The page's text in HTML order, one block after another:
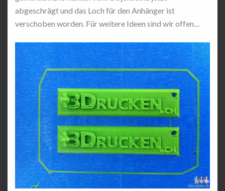
abgeschrägt und das Loch für den Anhänger ist
verschoben worden. Für weitere Ideen sind wir offen…